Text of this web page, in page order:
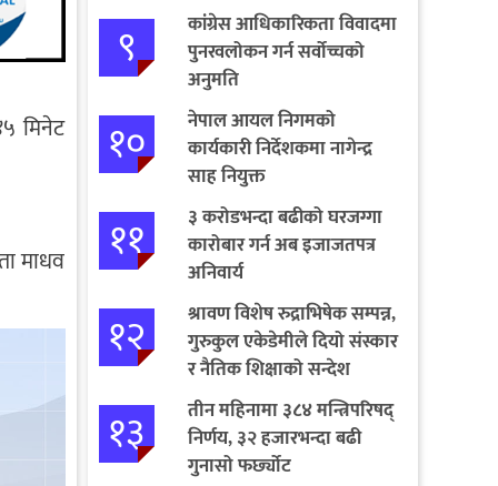
मिनेट
माधव
९
कांग्रेस आधिकारिकता विवादमा
पुनरवलोकन गर्न सर्वोच्चको
अनुमति
१०
नेपाल आयल निगमको
कार्यकारी निर्देशकमा नागेन्द्र
साह नियुक्त
११
३ करोडभन्दा बढीको घरजग्गा
कारोबार गर्न अब इजाजतपत्र
अनिवार्य
१२
श्रावण विशेष रुद्राभिषेक सम्पन्न,
गुरुकुल एकेडेमीले दियो संस्कार
र नैतिक शिक्षाको सन्देश
१३
तीन महिनामा ३८४ मन्त्रिपरिषद्
निर्णय, ३२ हजारभन्दा बढी
गुनासो फर्छ्योट